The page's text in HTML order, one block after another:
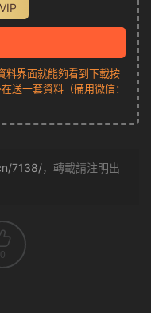
料界面就能夠看到下載按
送一套資料（備用微信：
7138/，轉載請注明出
0